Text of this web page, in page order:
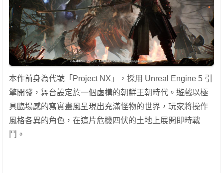
本作前身為代號「Project NX」，採用 Unreal Engine 5 引
擎開發，舞台設定於一個虛構的朝鮮王朝時代。遊戲以極
具臨場感的寫實畫風呈現出充滿怪物的世界，玩家將操作
風格各異的角色，在這片危機四伏的土地上展開即時戰
鬥。